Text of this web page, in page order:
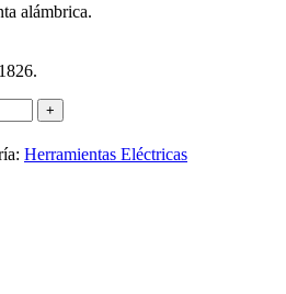
alámbrica.
Herramientas Eléctricas